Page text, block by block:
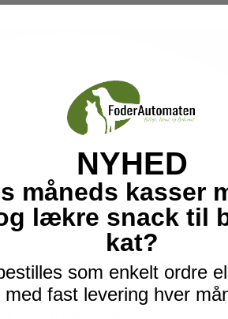
fuglene er sikret et godt og nærende
de har et højt energiindhold.
NYHED
måneds kasser
lækre snack til
kat?
som enkelt ordre
med fast levering hver